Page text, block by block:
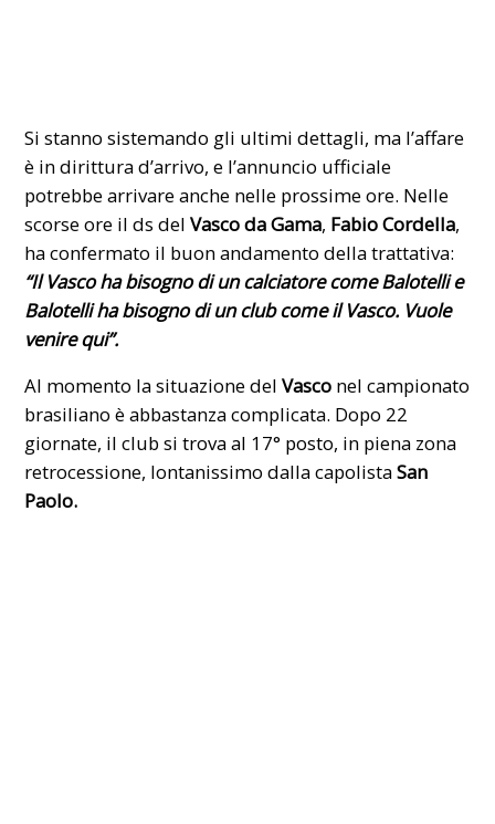
Si stanno sistemando gli ultimi dettagli, ma l’affare
è in dirittura d’arrivo, e l’annuncio ufficiale
potrebbe arrivare anche nelle prossime ore. Nelle
scorse ore il ds delVasco da Gama, Fabio Cordella,
ha confermato il buon andamento della trattativa:
“Il Vasco ha bisogno di un calciatore come Balotelli e
Balotelli ha bisogno di un club come il Vasco. Vuole
venire qui”.
Al momento la situazione delVasco nel campionato
brasiliano è abbastanza complicata. Dopo 22
giornate, il clubsi trova al 17° posto, in piena zona
retrocessione, lontanissimo dalla capolistaSan
Paolo.